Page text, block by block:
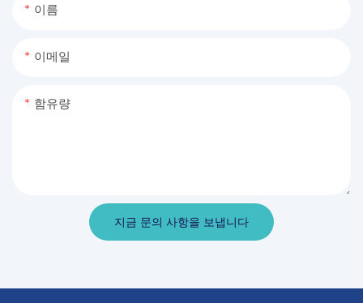
이름
이메일
함유량
지금 문의 사항을 보냅니다